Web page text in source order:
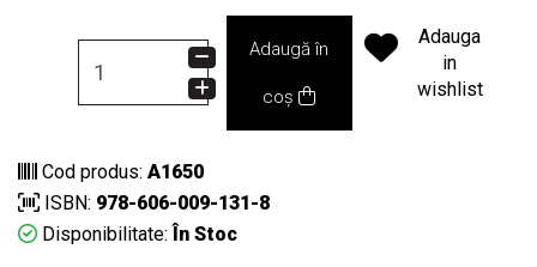
Adaugă în
coș
Adauga
in
wishlist
Cod produs: A1650
ISBN: 978-606-009-131-8
Disponibilitate: În Stoc